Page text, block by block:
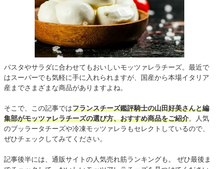
パスタやサラダに合わせてもおいしいモッツァレラチーズ。最近で
はスーパーでも気軽に手に入れられますが、国産から本場イタリア
産までさまざまな商品がありますよね。
そこで、この記事ではフランスチーズ鑑評騎士の山田好美さんと編
集部がモッツァレラチーズの選び方、おすすめ商品をご紹介。人気
のブッラータチーズや冷凍モッツァレラもセレクトしているので、
ぜひチェックしてみてください。
記事後半には、通販サイトの人気売れ筋ランキングも。 ぜひ最後ま